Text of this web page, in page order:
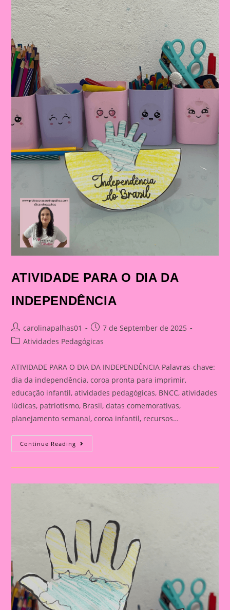
ATIVIDADE PARA O DIA DA
INDEPENDÊNCIA
Post
author:
carolinapalhas01
Post
published:
7 de September de 2025
PostAtividades Pedagógicas
ATIVIDADE PARA O DIA DA INDEPENDÊNCIA Palavras-chave:
dia da independência, coroa pronta para imprimir,
educação infantil, atividades pedagógicas, BNCC, atividades
lúdicas, patriotismo, Brasil, datas comemorativas,
planejamento semanal, coroa infantil, recursos…
Continue Reading ATIVIDADE
PARA
DIA